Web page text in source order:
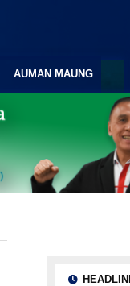
AUMAN MAUNG